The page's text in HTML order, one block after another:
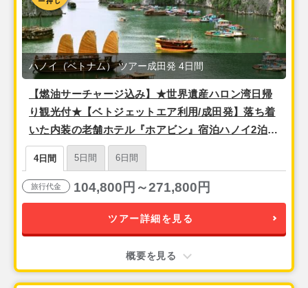
【燃油サーチャージ込み】★世界遺産ハロン湾日帰
り観光付★【ベトジェットエア利用/成田発】落ち着
いた内装の老舗ホテル『ホアビン』宿泊ハノイ2泊4
日
ハノイ（ベトナム） ツアー成田発 4日間
4日間 5日間 6日間
旅行代金 104,800円～271,800円
ツアー詳細を見る
概要を見る